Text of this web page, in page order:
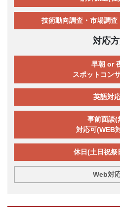
技術動向調査・市場調
対応
早朝 or
スポットコン
英語対
事前面談(
対応可(WEB
休日(土日祝祭
Web対